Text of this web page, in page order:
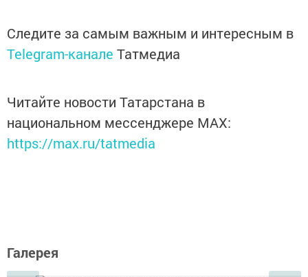
Следите за самым важным и интересным в
Telegram-канале Татмедиа
Читайте новости Татарстана в
национальном мессенджере MАХ:
https://max.ru/tatmedia
Галерея